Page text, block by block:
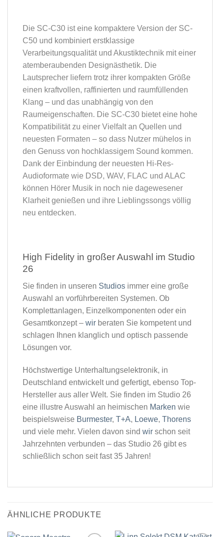
Die SC-C30 ist eine kompaktere Version der SC-
C50 und kombiniert erstklassige
Verarbeitungsqualität und Akustiktechnik mit einer
atemberaubenden Designästhetik. Die
Lautsprecher liefern trotz ihrer kompakten Größe
einen kraftvollen, raffinierten und raumfüllenden
Klang – und das unabhängig von den
Raumeigenschaften. Die SC-C30 bietet eine hohe
Kompatibilität zu einer Vielfalt an Quellen und
neuesten Formaten – so dass Nutzer mühelos in
den Genuss von hochklassigem Sound kommen.
Dank der Einbindung der neuesten Hi-Res-
Audioformate wie DSD, WAV, FLAC und ALAC
können Hörer Musik in noch nie dagewesener
Klarheit genießen und ihre Lieblingssongs völlig
neu entdecken.
High Fidelity in großer Auswahl im Studio
26​
Sie finden in unseren Studios immer eine große
Auswahl an vorführbereiten Systemen. Ob
Komplettanlagen, Einzelkomponenten oder ein
Gesamtkonzept – wir beraten Sie kompetent und
schlagen Ihnen klanglich und optisch passende
Lösungen vor.
Höchstwertige Unterhaltungselektronik, in
Deutschland entwickelt und gefertigt, ebenso Top-
Hersteller aus aller Welt. Sie finden im Studio 26
eine illustre Auswahl an heimischen Marken wie
beispielsweise Burmester, T+A, Loewe, Thorens
und viele mehr. Vielen davon sind wir schon seit
Jahrzehnten verbunden – das Studio 26 gibt es
schließlich schon seit fast 35 Jahren!
ÄHNLICHE PRODUKTE